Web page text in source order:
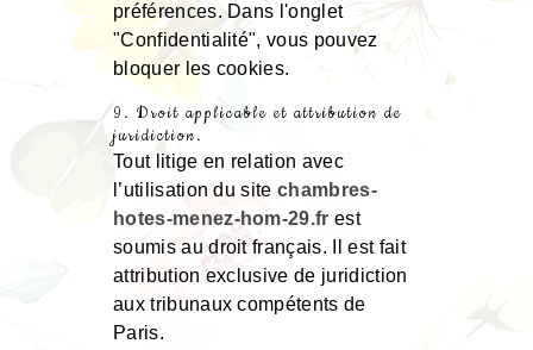
préférences. Dans l'onglet
"Confidentialité", vous pouvez
bloquer les cookies.
9. Droit applicable et attribution de
juridiction.
Tout litige en relation avec
l’utilisation du sitechambres-
hotes-menez-hom-29.fr est
soumis au droit français. Il est fait
attribution exclusive de juridiction
aux tribunaux compétents de
Paris.